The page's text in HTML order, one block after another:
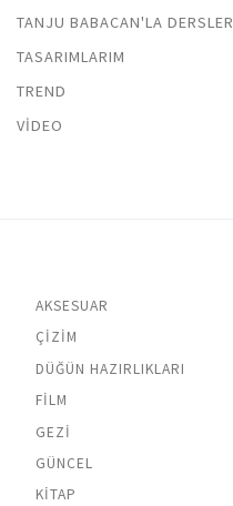
TANJU BABACAN'LA DERSLER
TASARIMLARIM
TREND
VIDEO
AKSESUAR
ÇIZIM
DÜĞÜN HAZIRLIKLARI
FILM
GEZI
GÜNCEL
KITAP